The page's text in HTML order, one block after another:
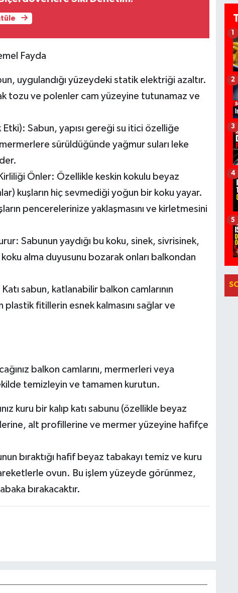
Fayda
uygulandığı yüzeydeki statik elektriği azaltır.
tozu ve polenler cam yüzeyine tutunamaz ve
Etki): Sabun, yapısı gereği su itici özelliğe
sürüldüğünde yağmur suları leke
Önler: Özellikle keskin kokulu beyaz
kuşların hiç sevmediği yoğun bir koku yayar.
pencerelerinize yaklaşmasını ve kirletmesini
Sabunun yaydığı bu koku, sinek, sivrisinek,
alma duyusunu bozarak onları balkondan
Katı sabun, katlanabilir balkon camlarının
fitillerin esnek kalmasını sağlar ve
balkon camlarını, mermerleri veya
temizleyin ve tamamen kurutun.
kuru bir kalıp katı sabunu (özellikle beyaz
alt profillerine ve mermer yüzeyine hafifçe
bıraktığı hafif beyaz tabakayı temiz ve kuru
ovun. Bu işlem yüzeyde görünmez,
bırakacaktır.
1
2
3
4
5